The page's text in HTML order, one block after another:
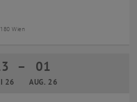
Wien
26
13 Juli 2026 bis 01 August 2026
– 01
AUG. 26